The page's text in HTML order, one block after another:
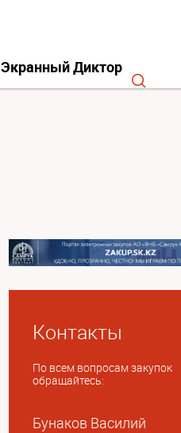
Экранный Диктор
Контакты
По всем вопросам закупок
обращайтесь:
Бунаков Василий